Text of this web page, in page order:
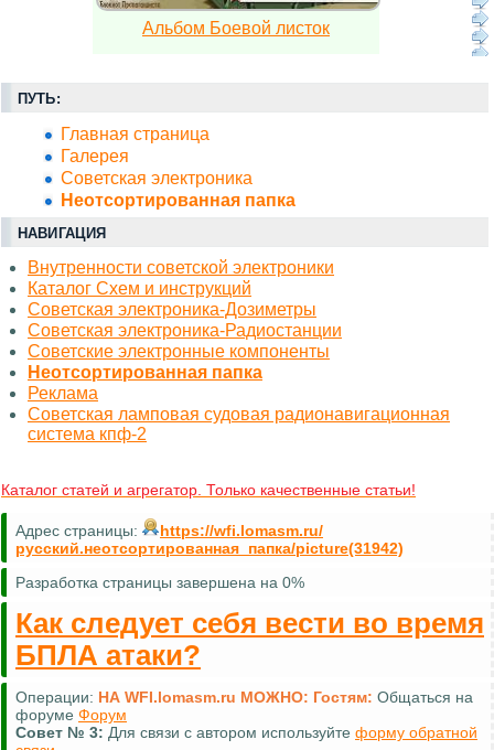
Альбом Боевой листок
ПУТЬ:
Главная страница
Галерея
Советская электроника
Неотсортированная папка
НАВИГАЦИЯ
Внутренности советской электроники
Каталог Схем и инструкций
Советская электроника-Дозиметры
Советская электроника-Радиостанции
Советские электронные компоненты
Неотсортированная папка
Реклама
Советская ламповая судовая радионавигационная
система кпф-2
Каталог статей и агрегатор. Только качественные статьи!
Адрес страницы:
https://wfi.lomasm.ru/
русский.неотсортированная_папка/picture(31942)
Разработка страницы завершена на 0%
Как следует себя вести во время
БПЛА атаки?
Операции: НА WFI.lomasm.ru МОЖНО: Гостям: Общаться на
форуме Форум
Совет № 3: Для связи с автором используйте форму обратной